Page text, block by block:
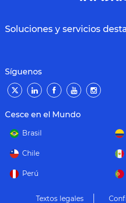
Soluciones y servicios
Síguenos
Cesce en el Mundo
Brasil
Chile
Perú
Textos legales